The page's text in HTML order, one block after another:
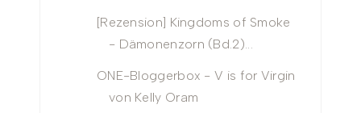
[Rezension] Kingdoms of Smoke
- Dämonenzorn (Bd.2)...
ONE-Bloggerbox - V is for Virgin
von Kelly Oram